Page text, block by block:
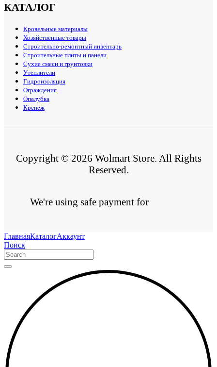
КАТАЛОГ
Кровельные материалы
Хозяйственные товары
Строительно-ремонтный инвентарь
Строительные плиты и панели
Сухие смеси и грунтовки
Утеплители
Гидроизоляция
Ограждения
Опалубка
Крепеж
Copyright © 2026 Wolmart Store. All Rights
Reserved.
We're using safe payment for
ГлавнаяКаталогАккаунт
Поиск